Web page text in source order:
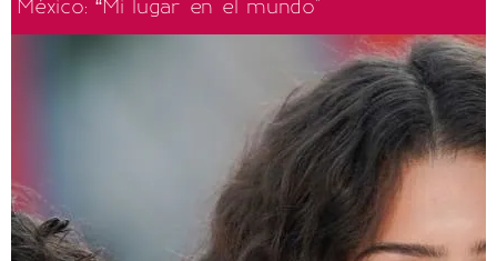
México: “Mi lugar en el mundo"